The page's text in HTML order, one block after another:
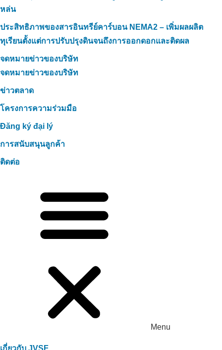
หล่น
ประสิทธิภาพของสารอินทรีย์คาร์บอน NEMA2 – เพิ่มผลผลิต
ทุเรียนตั้งแต่การปรับปรุงดินจนถึงการออกดอกและติดผล
จดหมายข่าวของบริษัท
จดหมายข่าวของบริษัท
ข่าวตลาด
โครงการความร่วมมือ
Đăng ký đại lý
การสนับสนุนลูกค้า
ติดต่อ
Menu
เกี่ยวกับ JVSF